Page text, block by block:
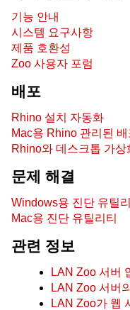
기능 안내
시스템 요구사항
제품 호환성
Zoo 사용자 포럼
배포
Rhino 설치 자동화
Mac용 Rhino 관리된 배
Rhino와 데스크톱 가상
문제 해결
Windows용 진단 유틸
Mac용 진단 유틸리티
관련 정보
LAN Zoo 서버
LAN Zoo 서버
LAN Zoo가 웹